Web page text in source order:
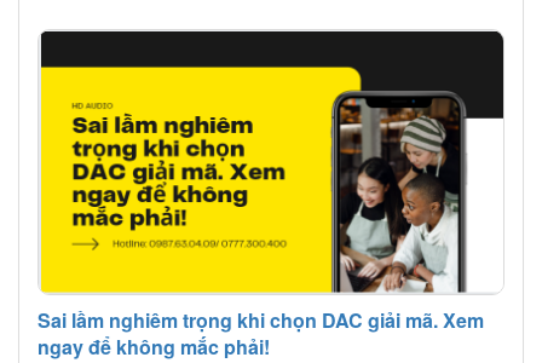
Sai lầm nghiêm trọng khi chọn DAC giải mã. Xem
ngay để không mắc phải!